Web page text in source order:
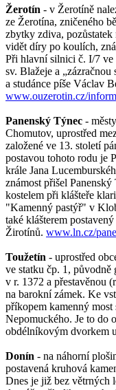
Žerotín - v Žerotíně
ze Žerotína, zničeného
zbytky zdiva,
vidět díry po koulích,
Při hlavní silnici č. I/7 ve
sv. Blažeje a
a studánce píše Václav
www.ouzerotin.cz/
Panenský Týnec -
Chomutov, uprostřed
založené ve 13. století
postavou tohoto rodu je
krále Jana
známost přišel
kostelem při klášteře
"Kamenný pastýř" v
také klášterem
Žirotínů. www.ln.cz/
Toužetín - uprostřed
ve statku čp. 1,
v r. 1372 a přestavěnou
na barokní zámek. Ke
příkopem kamenný most
Nepomuckého. Je to do
obdélníkovým dvorkem
Donín - na náhorní
postavená kruhová
Dnes je již bez větrných